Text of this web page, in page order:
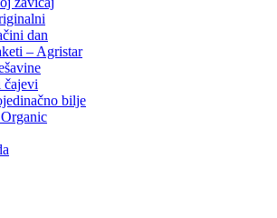
dan
– Agristar
bilje